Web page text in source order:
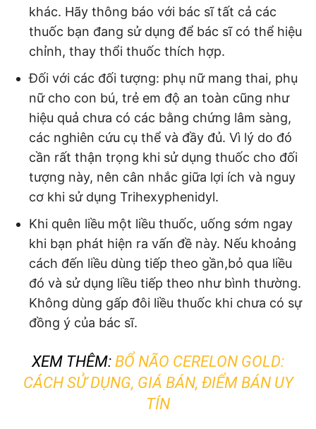
khác. Hãy thông báo với bác sĩ tất cả các
thuốc bạn đang sử dụng để bác sĩ có thể hiệu
chỉnh, thay thổi thuốc thích hợp.
Đối với các đối tượng: phụ nữ mang thai, phụ
nữ cho con bú, trẻ em độ an toàn cũng như
hiệu quả chưa có các bằng chứng lâm sàng,
các nghiên cứu cụ thể và đầy đủ. Vì lý do đó
cần rất thận trọng khi sử dụng thuốc cho đối
tượng này, nên cân nhắc giữa lợi ích và nguy
cơ khi sử dụng Trihexyphenidyl.
Khi quên liều một liều thuốc, uống sớm ngay
khi bạn phát hiện ra vấn đề này. Nếu khoảng
cách đến liều dùng tiếp theo gần,bỏ qua liều
đó và sử dụng liều tiếp theo như bình thường.
Không dùng gấp đôi liều thuốc khi chưa có sự
đồng ý của bác sĩ.
XEM THÊM: BỔ NÃO CERELON GOLD:
CÁCH SỬ DỤNG, GIÁ BÁN, ĐIỂM BÁN UY
TÍN